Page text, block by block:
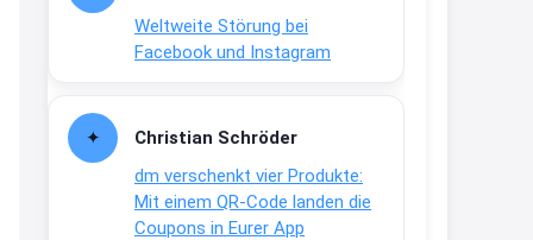
Weltweite Störung bei
Facebook und Instagram
Christian Schröder
dm verschenkt vier Produkte:
Mit einem QR-Code landen die
Coupons in Eurer App
↩
www.meineapotheke.de/
2:19
↩